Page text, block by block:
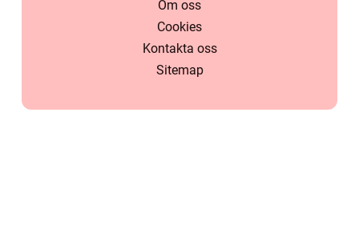
Om oss
Cookies
Kontakta oss
Sitemap